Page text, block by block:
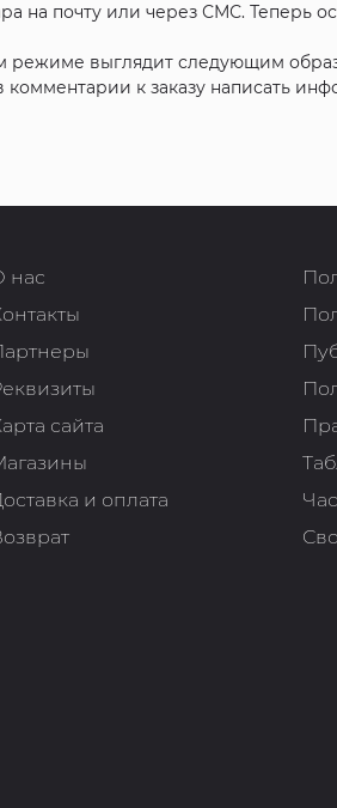
на почту или через СМС. Теперь
режиме выглядит следующим
комментарии к заказу написать
нас
сайта
и оплата